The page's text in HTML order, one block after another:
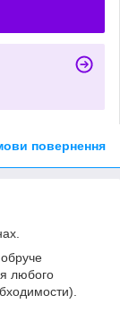
повернення
любого